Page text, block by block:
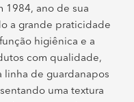
1984, ano de sua
a grande praticidade
higiênica e a
com qualidade,
linha de guardanapos
uma textura